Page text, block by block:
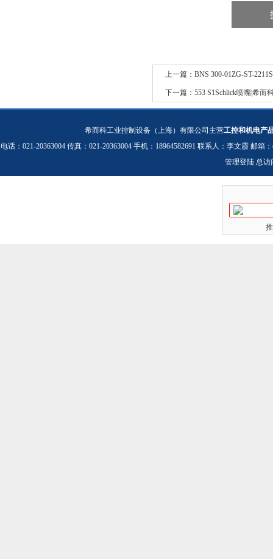
上一篇： BNS 300-01ZG-ST-
下一篇： 553 S1Schlick喷嘴|希而
希而科工业控制设备（上海）有限公司主营工控和机电产
电话：021-20363004 传真：021-20363004 手机：18964582691 联系人：李文霞 邮箱：
管理登陆 总访